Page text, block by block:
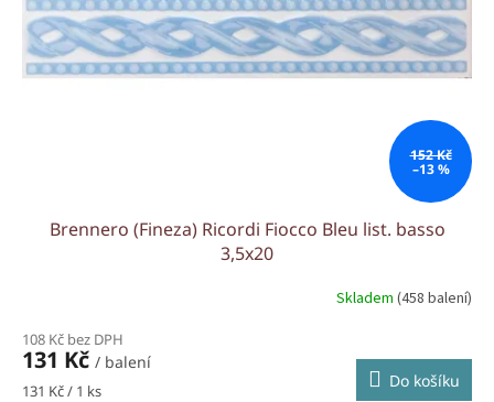
152 Kč
–13 %
Brennero (Fineza) Ricordi Fiocco Bleu list. basso
3,5x20
Skladem (458 balení)
108 Kč bez DPH
131 Kč / balení
Měrná
131 Kč / 1 ks Do košíku